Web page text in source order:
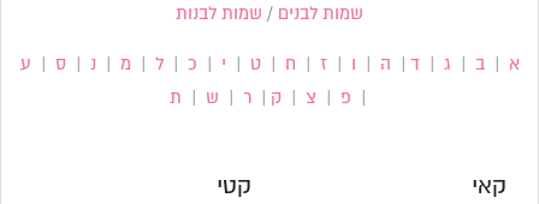
שמות לבנים / שמות לבנות
א |ב ג |ד ה |ז ח |ט י כ |ל מ נ ס ע
פ צ |ק |ר ש ת
קאי קטי